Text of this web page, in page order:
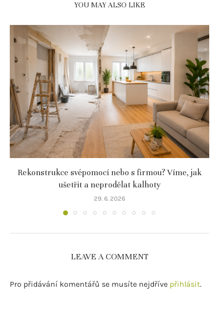
YOU MAY ALSO LIKE
Rekonstrukce svépomocí nebo s firmou? Víme, jak
ušetřit a neprodělat kalhoty
29. 6. 2026
LEAVE A COMMENT
Pro přidávání komentářů se musíte nejdříve přihlásit.